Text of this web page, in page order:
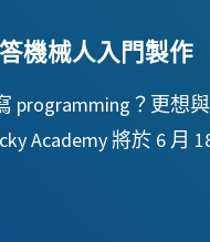
機械人入門製作
programming？更想
Academy 將於 6 月